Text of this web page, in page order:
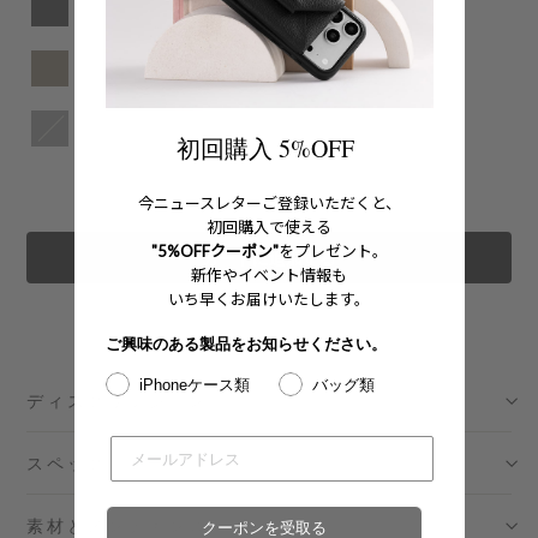
カートに追加する
ディスクリプション
スペック
素材とメンテナンス
初回購入 5%OFF
今ニュースレターご登録いただくと、
初回購入で使える
"5%OFFクーポン"をプレゼント。
新作やイベント情報も
いち早くお届けいたします。
ご興味のある製品をお知らせください。
iPhoneケース類 バッグ類
クーポンを受取る